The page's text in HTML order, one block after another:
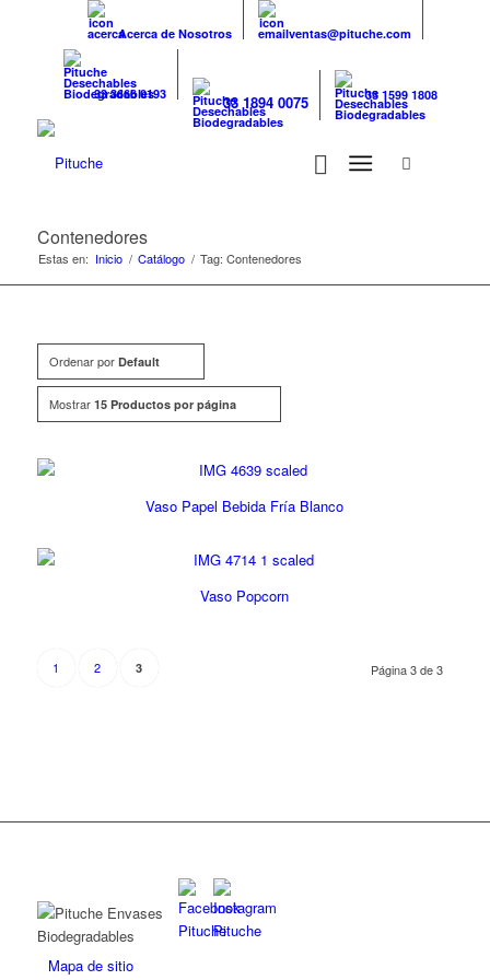
Acerca de Nosotros ventas@pituche.com
33 3666 0193 33 1894 0075 33 1599 1808
Contenedores
Estas en: Inicio / Catálogo / Tag: Contenedores
Ordenar por Default
Mostrar 15 Productos por página
Vaso Papel Bebida Fría Blanco
Vaso Popcorn
Página 3 de 3
1 2 3
Mapa de sitio